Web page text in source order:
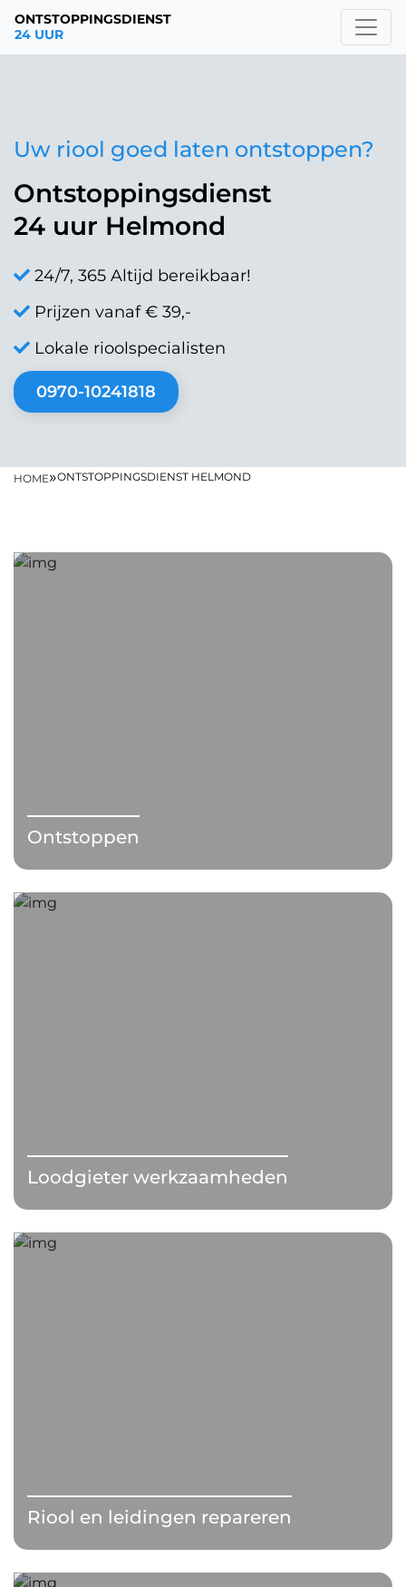
ONTSTOPPINGSDIENST
24 UUR
Uw riool goed laten ontstoppen?
Ontstoppingsdienst
24 uur Helmond
24/7, 365 Altijd bereikbaar!
Prijzen vanaf € 39,-
Lokale rioolspecialisten
0970-10241818
HOME»ONTSTOPPINGSDIENST HELMOND
Ontstoppen
Loodgieter werkzaamheden
Riool en leidingen repareren